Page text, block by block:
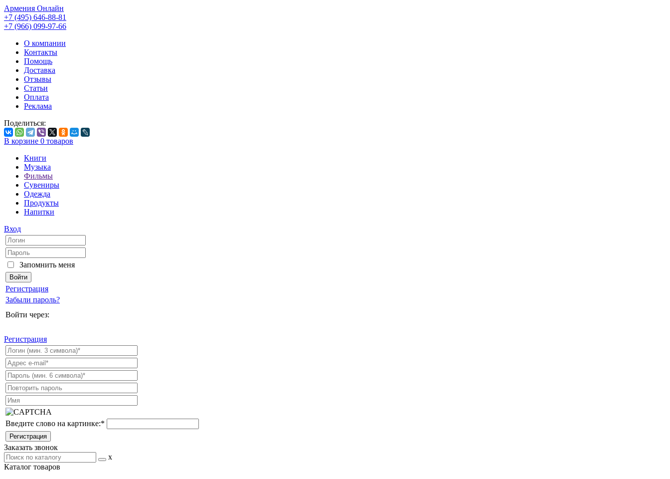
Армения Онлайн
+7 (495) 646-88-81
+7 (966) 099-97-66
О компании
Контакты
Помощь
Доставка
Отзывы
Статьи
Оплата
Реклама
Поделиться:
В корзине 0 товаров
Книги
Музыка
Фильмы
Сувениры
Одежда
Продукты
Напитки
Вход
Запомнить меня
Регистрация
Забыли пароль?
Войти через:
Регистрация
Введите слово на картинке:*
Заказать звонок
x
Каталог товаров